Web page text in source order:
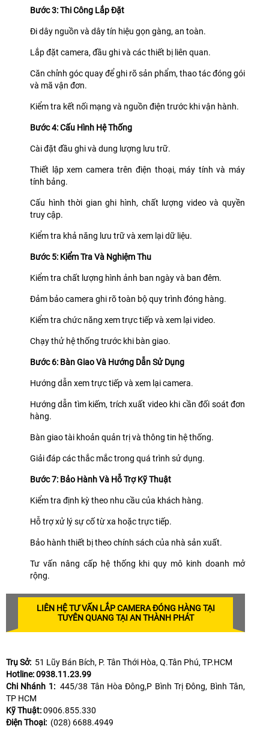
Bước 3: Thi Công Lắp Đặt
Đi dây nguồn và dây tín hiệu gọn gàng, an toàn.
Lắp đặt camera, đầu ghi và các thiết bị liên quan.
Căn chỉnh góc quay để ghi rõ sản phẩm, thao tác đóng gói
và mã vận đơn.
Kiểm tra kết nối mạng và nguồn điện trước khi vận hành.
Bước 4: Cấu Hình Hệ Thống
Cài đặt đầu ghi và dung lượng lưu trữ.
Thiết lập xem camera trên điện thoại, máy tính và máy
tính bảng.
Cấu hình thời gian ghi hình, chất lượng video và quyền
truy cập.
Kiểm tra khả năng lưu trữ và xem lại dữ liệu.
Bước 5: Kiểm Tra Và Nghiệm Thu
Kiểm tra chất lượng hình ảnh ban ngày và ban đêm.
Đảm bảo camera ghi rõ toàn bộ quy trình đóng hàng.
Kiểm tra chức năng xem trực tiếp và xem lại video.
Chạy thử hệ thống trước khi bàn giao.
Bước 6: Bàn Giao Và Hướng Dẫn Sử Dụng
Hướng dẫn xem trực tiếp và xem lại camera.
Hướng dẫn tìm kiếm, trích xuất video khi cần đối soát đơn
hàng.
Bàn giao tài khoản quản trị và thông tin hệ thống.
Giải đáp các thắc mắc trong quá trình sử dụng.
Bước 7: Bảo Hành Và Hỗ Trợ Kỹ Thuật
Kiểm tra định kỳ theo nhu cầu của khách hàng.
Hỗ trợ xử lý sự cố từ xa hoặc trực tiếp.
Bảo hành thiết bị theo chính sách của nhà sản xuất.
Tư vấn nâng cấp hệ thống khi quy mô kinh doanh mở
rộng.
LIÊN HỆ TƯ VẤN LẮP CAMERA ĐÓNG HÀNG TẠI
TUYÊN QUANG TẠI AN THÀNH PHÁT
Trụ Sở: 51 Lũy Bán Bích, P. Tân Thới Hòa, Q.Tân Phú, TP.HCM
Hotline: 0938.11.23.99
Chi Nhánh 1: 445/38 Tân Hòa Đông,P Bình Trị Đông, Bình Tân,
TP HCM
Kỹ Thuật:0906.855.330
Điện Thoại: (028) 6688.4949